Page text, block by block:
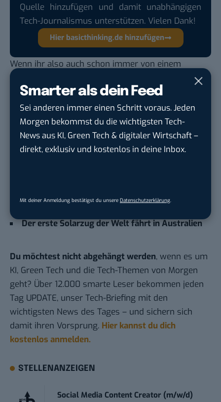
Smarter als dein Feed
Sei anderen immer einen Schritt voraus. Jeden
Morgen bekommst du die wichtigsten Tech-
News aus KI, Green Tech & digitaler Wirtschaft –
direkt, exklusiv und kostenlos in deine Inbox.
Mit deiner Anmeldung bestätigst du unsere Datenschutzerklärung.
Quelle hinzufügen und damit unabhängigen
Tech-Journalismus unterstützen. Vielen Dank!
Hier basicthinking.de hinzufügen
Wenn ihr also auch schon immer von einem
aufblasbaren Auto geträumt hat, ist das eure
Chance!
Auch spannend:
Österreichisches Elektroauto „enjoy“ kommt aus
3D-Drucker
Sportauto und Elektrofahrzeug
Der erste Solarzug der Welt fährt in Australien
Du möchtest nicht abgehängt werden, wenn es um
KI, Green Tech und die Tech-Themen von Morgen
geht? Über 12.000 smarte Leser bekommen jeden
Tag UPDATE, unser Tech-Briefing mit den
wichtigsten News des Tages – und sichern sich
damit ihren Vorsprung. Hier kannst du dich
kostenlos anmelden.
STELLENANZEIGEN
Social Media Content Creator (m/w/d)